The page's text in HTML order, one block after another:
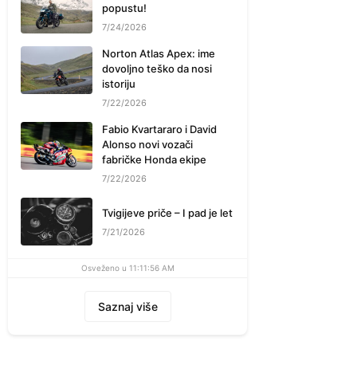
popustu!
7/24/2026
Norton Atlas Apex: ime
dovoljno teško da nosi
istoriju
7/22/2026
Fabio Kvartararo i David
Alonso novi vozači
fabričke Honda ekipe
7/22/2026
Tvigijeve priče – I pad je let
7/21/2026
Osveženo u 11:11:56 AM
Saznaj više